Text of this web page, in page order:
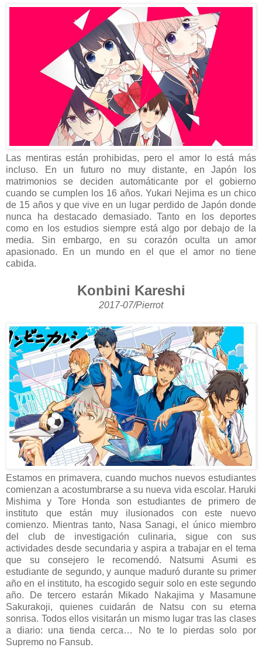
Las mentiras están prohibidas, pero el amor lo está más
incluso. En un futuro no muy distante, en Japón los
matrimonios se deciden automáticante por el gobierno
cuando se cumplen los 16 años. Yukari Nejima es un chico
de 15 años y que vive en un lugar perdido de Japón donde
nunca ha destacado demasiado. Tanto en los deportes
como en los estudios siempre está algo por debajo de la
media. Sin embargo, en su corazón oculta un amor
apasionado. En un mundo en el que el amor no tiene
cabida.
Konbini Kareshi
2017-07/Pierrot
Estamos en primavera, cuando muchos nuevos estudiantes
comienzan a acostumbrarse a su nueva vida escolar. Haruki
Mishima y Tore Honda son estudiantes de primero de
instituto que están muy ilusionados con este nuevo
comienzo. Mientras tanto, Nasa Sanagi, el único miembro
del club de investigación culinaria, sigue con sus
actividades desde secundaria y aspira a trabajar en el tema
que su consejero le recomendó. Natsumi Asumi es
estudiante de segundo, y aunque maduró durante su primer
año en el instituto, ha escogido seguir solo en este segundo
año. De tercero estarán Mikado Nakajima y Masamune
Sakurakoji, quienes cuidarán de Natsu con su eterna
sonrisa. Todos ellos visitarán un mismo lugar tras las clases
a diario: una tienda cerca… No te lo pierdas solo por
Supremo no Fansub.